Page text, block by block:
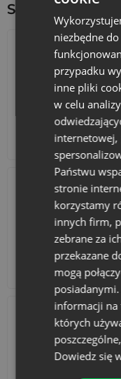
Sprawdź inne
Kalendarze
Akcesoria i
niezbędne
przypadku
inne pliki
w celu
internetowej,
Państwu
stronie
korzystamy
innych firm,
zebrane za
przekazane
mogą
informacji
których
Dowiedz się